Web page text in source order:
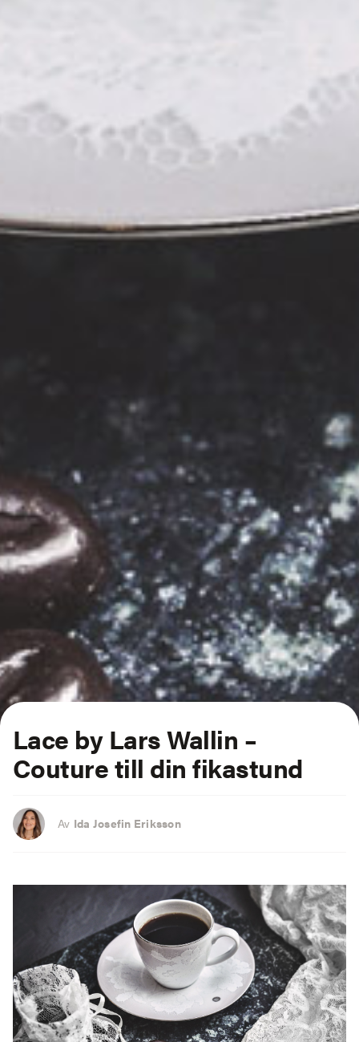
Lace by Lars Wallin –
Couture till din fikastund
Av Ida Josefin Eriksson